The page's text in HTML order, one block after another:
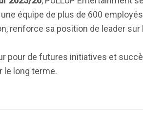
équipe de plus de 600 employés
renforce sa position de leader sur
pour de futures initiatives et
le long terme.